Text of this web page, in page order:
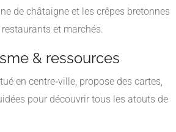
de châtaigne et les crêpes bretonnes
et marchés.
& ressources
en centre‑ville, propose des cartes,
pour découvrir tous les atouts de